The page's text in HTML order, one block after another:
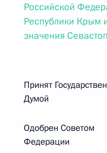
Российской
Республики Крым
значения
Принят
Думой 26
Одобрен Советом
Федерации